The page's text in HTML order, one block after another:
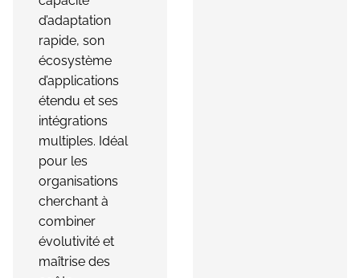
d’adaptation
rapide, son
écosystème
d’applications
étendu et ses
intégrations
multiples. Idéal
pour les
organisations
cherchant à
combiner
évolutivité et
maîtrise des